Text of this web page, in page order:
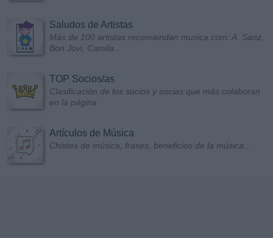
Saludos de Artistas
Más de 100 artistas recomiendan musica.com: A. Sanz,
Bon Jovi, Camila...
TOP Socios/as
Clasificación de los socios y socias que más colaboran
en la página
Artículos de Música
Chistes de música, frases, beneficios de la música...